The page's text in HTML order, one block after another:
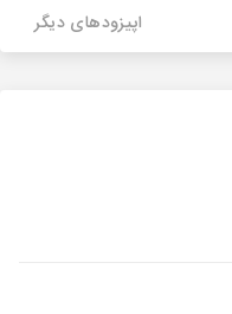
اپیزودهای دیگر